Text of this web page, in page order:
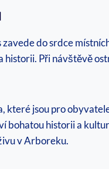
do srdce
Při návštěvě
které jsou pro
bohatou historii a
v Arboreku.